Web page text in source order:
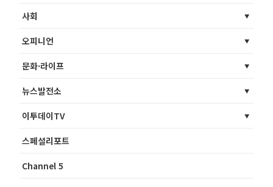
사회
오피니언
문화·라이프
뉴스발전소
이투데이TV
스페셜리포트
Channel 5